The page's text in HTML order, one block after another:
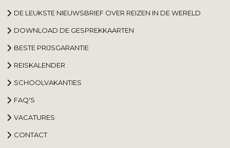
DE LEUKSTE NIEUWSBRIEF OVER REIZEN IN DE WERELD
DOWNLOAD DE GESPREKKAARTEN
BESTE PRIJSGARANTIE
REISKALENDER
SCHOOLVAKANTIES
FAQ'S
VACATURES
CONTACT